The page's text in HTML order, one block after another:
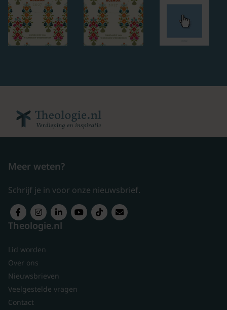
Meer weten?
Schrijf je in voor onze nieuwsbrief.
Theologie.nl
Lid worden
Over ons
Nieuwsbrieven
Veelgestelde vragen
Contact